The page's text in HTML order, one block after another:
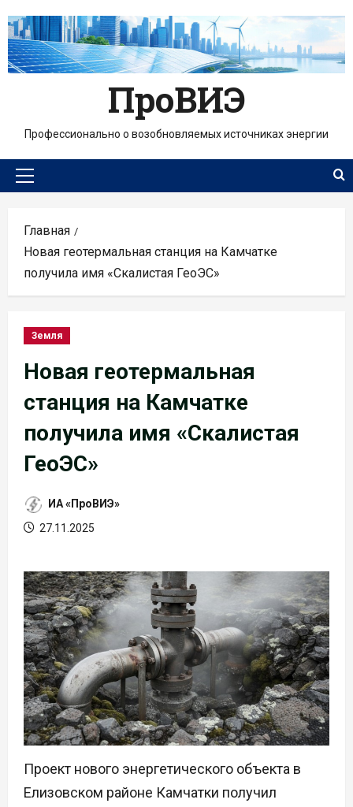
содержимому
ПроВИЭ
Профессионально о возобновляемых источниках энергии
Основное
Главная
Новая геотермальная станция на Камчатке
получила имя «Скалистая ГеоЭС»
Земля
Новая геотермальная
станция на Камчатке
получила имя «Скалистая
ГеоЭС»
ИА «ПроВИЭ»
27.11.2025
Проект нового энергетического объекта в
Елизовском районе Камчатки получил